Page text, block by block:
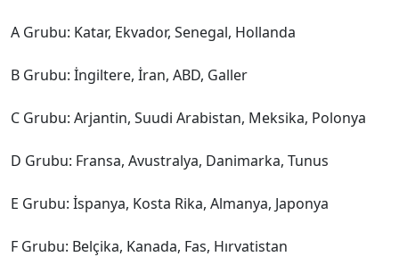
A Grubu: Katar, Ekvador, Senegal, Hollanda
B Grubu: İngiltere, İran, ABD, Galler
C Grubu: Arjantin, Suudi Arabistan, Meksika, Polonya
D Grubu: Fransa, Avustralya, Danimarka, Tunus
E Grubu: İspanya, Kosta Rika, Almanya, Japonya
F Grubu: Belçika, Kanada, Fas, Hırvatistan